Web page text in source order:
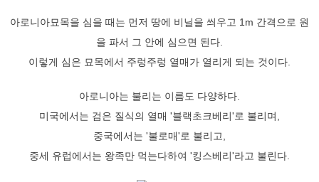
아로니아묘목을 심을 때는 먼저 땅에 비닐을 씌우고 1m 간격으로 원
을 파서 그 안에 심으면 된다.
이렇게 심은 묘목에서 주렁주렁 열매가 열리게 되는 것이다.
아로니아는 불리는 이름도 다양하다.
미국에서는 검은 질식의 열매 '블랙초크베리'로 불리며,
중국에서는 '불로매'로 불리고,
중세 유럽에서는 왕족만 먹는다하여 '킹스베리'라고 불린다.